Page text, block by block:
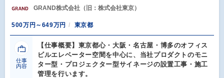
GRAND株式会社（旧：株式会社東京）
500万円～649万円 東京都
仕事
内容
【仕事概要】東京都心・大阪・名古屋・博多のオフィス
ビルエレベーター空間を中心に、当社プロダクトのモニ
ター型・プロジェクター型サイネージの設置工事・施工
管理を行います。